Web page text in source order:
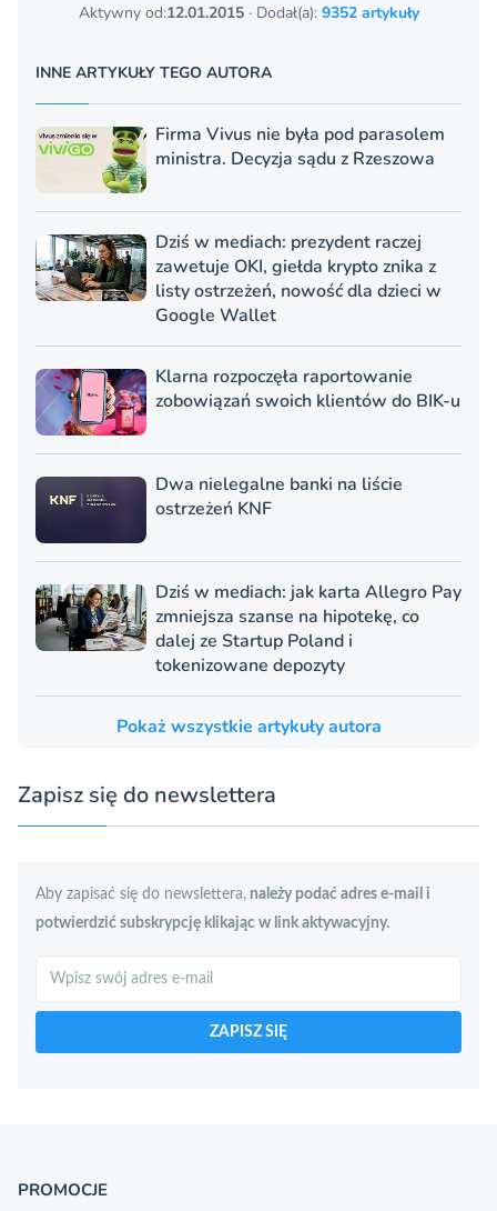
Aktywny od:12.01.2015· Dodał(a): 9352 artykuły
INNE ARTYKUŁY TEGO AUTORA
Firma Vivus nie była pod parasolem
ministra. Decyzja sądu z Rzeszowa
Dziś w mediach: prezydent raczej
zawetuje OKI, giełda krypto znika z
listy ostrzeżeń, nowość dla dzieci w
Google Wallet
Klarna rozpoczęła raportowanie
zobowiązań swoich klientów do BIK-u
Dwa nielegalne banki na liście
ostrzeżeń KNF
Dziś w mediach: jak karta Allegro Pay
zmniejsza szanse na hipotekę, co
dalej ze Startup Poland i
tokenizowane depozyty
Pokaż wszystkie artykuły autora
Zapisz się do newslettera
Aby zapisać się do newslettera, należy podać adres e-mail i
potwierdzić subskrypcję klikając w link aktywacyjny.
ZAPISZ SIĘ
PROMOCJE